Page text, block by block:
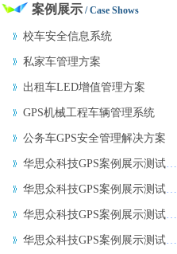
案例展示 / Case Shows
校车安全信息系统
私家车管理方案
出租车LED增值管理方案
GPS机械工程车辆管理系统
公务车GPS安全管理解决方案
华思众科技GPS案例展示测试文章www.le
华思众科技GPS案例展示测试文章www.le
华思众科技GPS案例展示测试文章www.le
华思众科技GPS案例展示测试文章www.le